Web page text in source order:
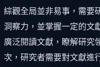
綜觀全局並非易事，需要
洞察力，並掌握一定的文
廣泛閱讀文獻，瞭解研究
次，研究者需要對文獻進